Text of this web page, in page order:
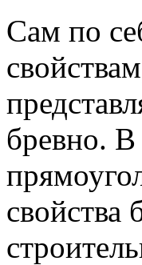
Сам по
бревно. В
свойства